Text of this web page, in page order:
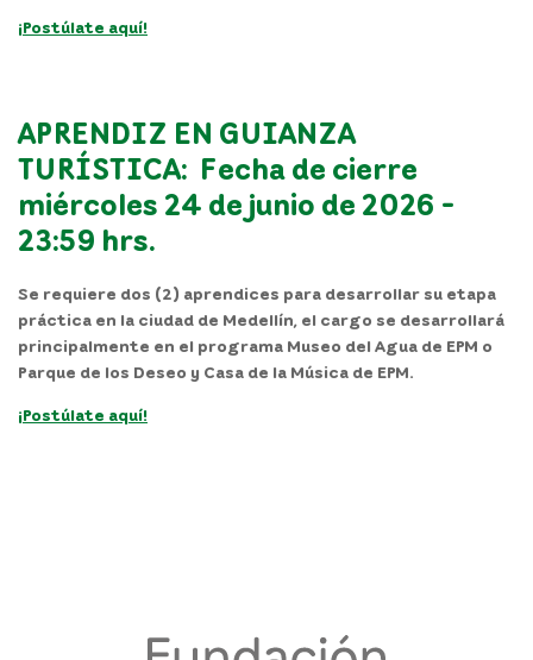
¡Postúlate aquí!
APRENDIZ EN GUIANZA
TURÍSTICA: Fecha de cierre
miércoles 24 de junio de 2026 -
23:59 hrs.
Se requiere dos (2) aprendices para desarrollar su etapa
práctica en la ciudad de Medellín, el cargo se desarrollará
principalmente en el programa Museo del Agua de EPM o
Parque de los Deseo y Casa de la Música de EPM.
¡Postúlate aquí!